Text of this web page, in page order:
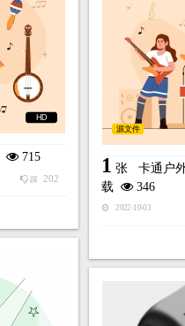
HD
715
踩 202
源文件
1 张 卡通户
载
346
2022-10-03